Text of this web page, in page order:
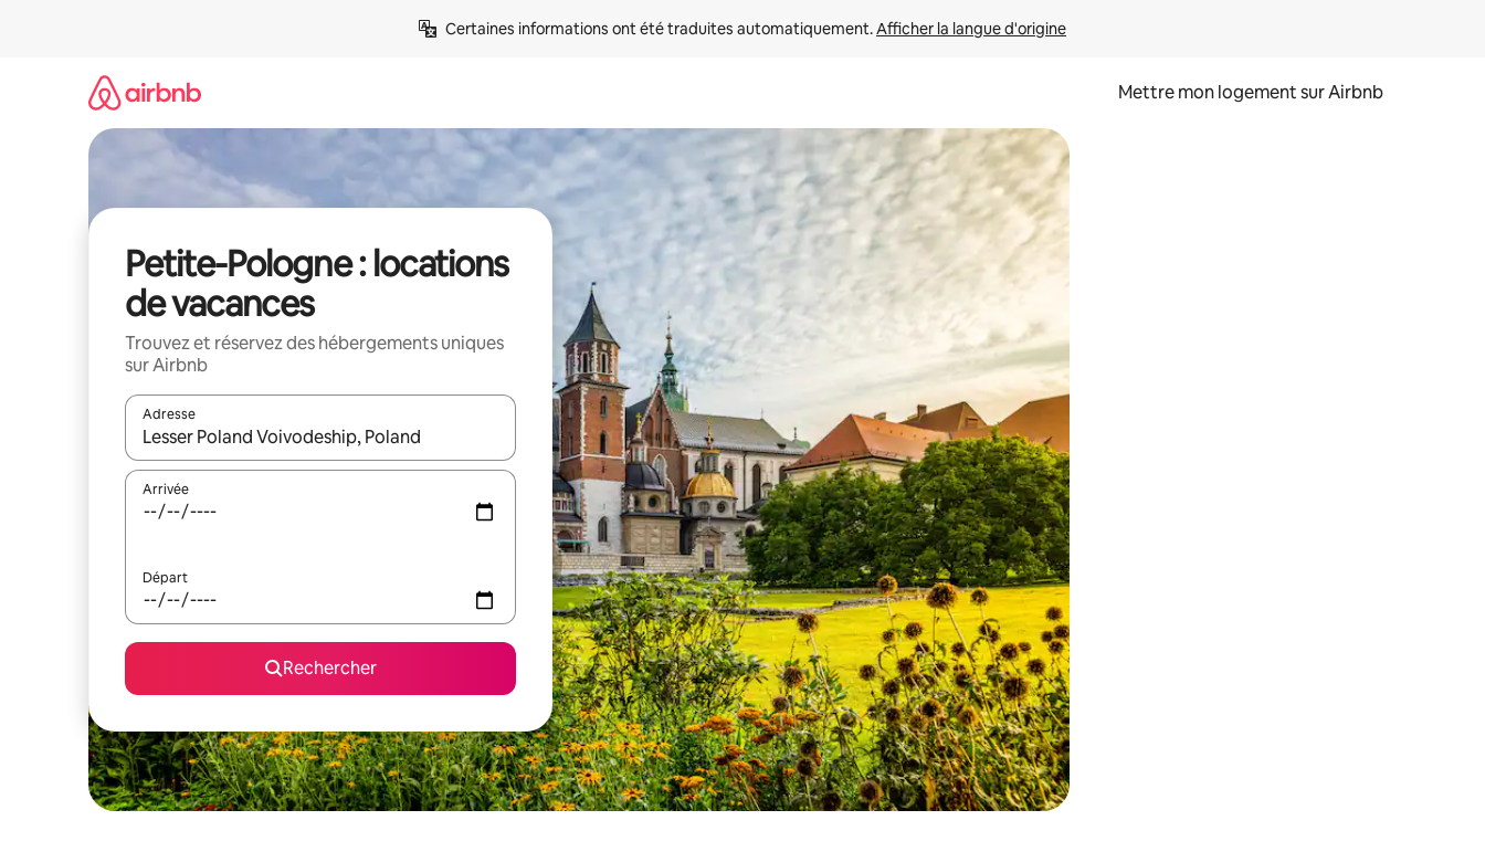
Certaines informations ont été traduites automatiquement. Afficher la langue d'origine
Mettre mon logement sur Airbnb
Petite-Pologne : locations
de vacances
Trouvez et réservez des hébergements uniques
sur Airbnb
Adresse
Lorsque les résultats s'affichent, utilisez les flèches vers le haut et vers le bas pour les parcourir ou en appuyant et en faisant glisser.
Arrivée
Départ
Rechercher